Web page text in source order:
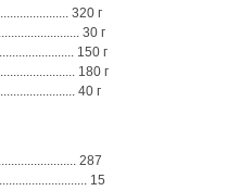
320 г
30 г
150 г
180 г
40 г
287
15